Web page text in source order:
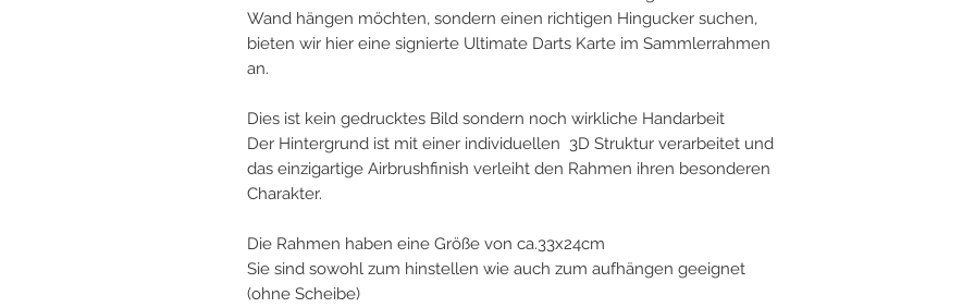
Wand hängen möchten, sondern einen richtigen Hingucker suchen,
bieten wir hier eine signierte Ultimate Darts Karte im Sammlerrahmen
an.
Dies ist kein gedrucktes Bild sondern noch wirkliche Handarbeit
Der Hintergrund ist mit einer individuellen 3D Struktur verarbeitet und
das einzigartige Airbrushfinish verleiht den Rahmen ihren besonderen
Charakter.
Die Rahmen haben eine Größe von ca.33x24cm
Sie sind sowohl zum hinstellen wie auch zum aufhängen geeignet
(ohne Scheibe)